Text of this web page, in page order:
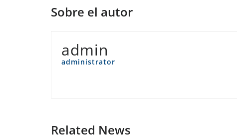
Sobre el autor
admin
administrator
Related News